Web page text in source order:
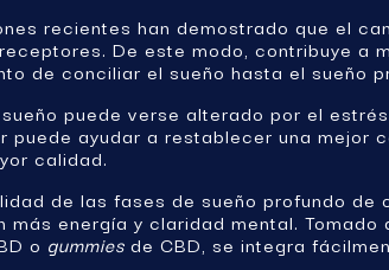
recientes han demostrado que el
De este modo, contribuye a
de conciliar el sueño hasta el sueño
puede verse alterado por el
puede ayudar a restablecer una
calidad.
de las fases de sueño profundo
más energía y claridad mental.
o gummies de CBD, se integra